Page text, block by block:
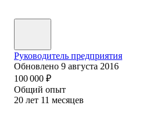
Руководитель предприятия
Обновлено 9 августа 2016
100 000 ₽
Общий опыт
20 лет 11 месяцев